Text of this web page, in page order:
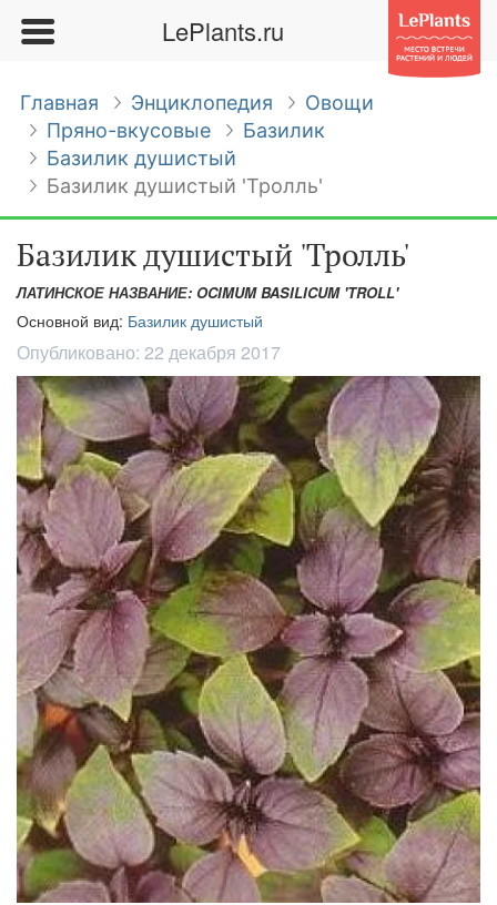
LePlants.ru
Главная Энциклопедия
Овощи
Пряно-вкусовые
Базилик
Базилик душистый
Базилик душистый 'Тролль'
Базилик душистый 'Тролль'
ЛАТИНСКОЕ НАЗВАНИЕ: OCIMUM BASILICUM 'TROLL'
Основной вид: Базилик душистый
Опубликовано: 22 декабря 2017